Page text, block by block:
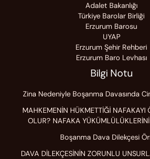
Adalet Bakanlığı
Türkiye Barolar Birliği
Erzurum Barosu
UYAP
Erzurum Şehir Rehberi
Erzurum Baro Levhası
Bilgi Notu
Zina Nedeniyle Boşanma Davasında
MAHKEMENİN HÜKMETTİĞİ NAFAKAYI
OLUR? NAFAKA
Boşanma Dava Dilekçesi
DAVA DİLEKÇESİNİN ZORUNLU